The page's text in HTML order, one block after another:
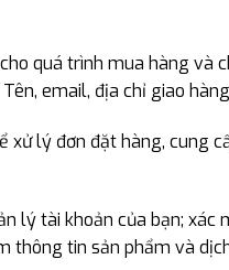
quá trình mua hàng và
email, địa chỉ giao
xử lý đơn đặt hàng, cung
lý tài khoản của bạn;
thông tin sản phẩm và